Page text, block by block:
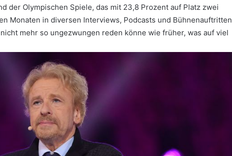
der Olympischen Spiele, das mit 23,8 Prozent auf Platz zwei
Monaten in diversen Interviews, Podcasts und Bühnenauftritten
mehr so ungezwungen reden könne wie früher, was auf viel